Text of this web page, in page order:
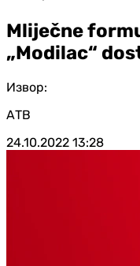
Mliječne
„Modilac“
Извор:
АТВ
24.10.2022 13:28